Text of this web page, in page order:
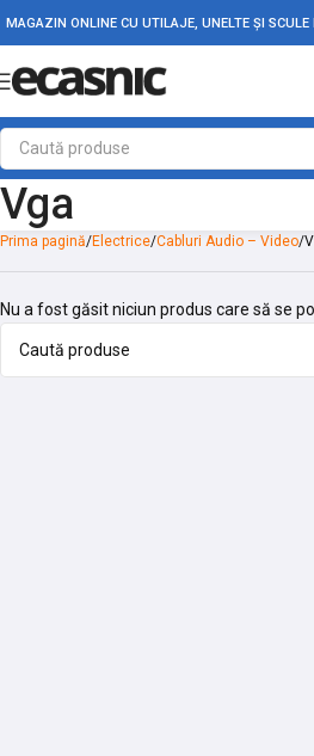
MAGAZIN ONLINE CU UTILAJE, UNELTE ȘI
Vga
Prima pagină Electrice Cabluri Audio – Video
Nu a fost găsit niciun produs care să se